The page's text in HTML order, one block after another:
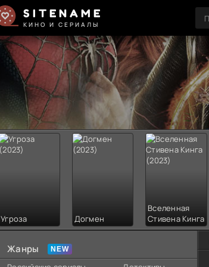
SITENAME
КИНО И СЕРИАЛЫ
Угроза Догмен
Вселенная
Стивена Кинга
Жанры